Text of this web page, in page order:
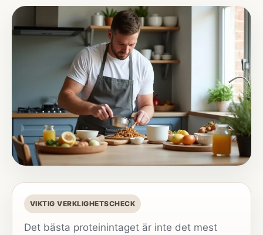
VIKTIG VERKLIGHETSCHECK
Det bästa proteinintaget är inte det mest